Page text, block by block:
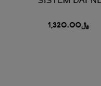
﷼1,320.00